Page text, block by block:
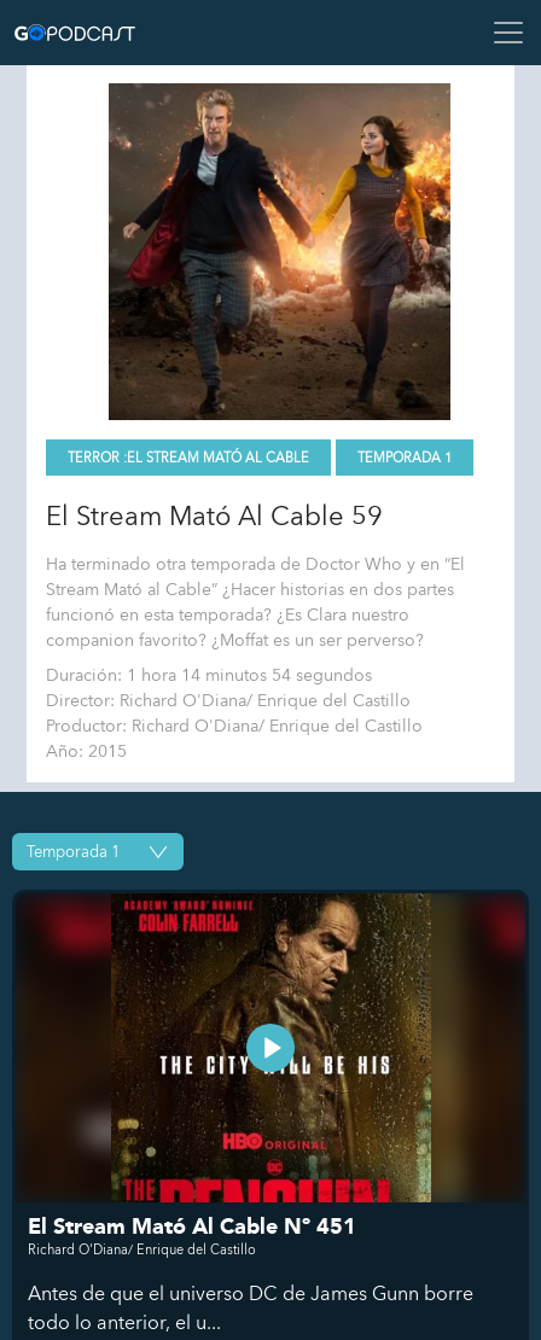
TERROR :EL STREAM MATÓ AL CABLE TEMPORADA 1
El Stream Mató Al Cable 59
Ha terminado otra temporada de Doctor Who y en “El
Stream Mató al Cable” ¿Hacer historias en dos partes
funcionó en esta temporada? ¿Es Clara nuestro
companion favorito? ¿Moffat es un ser perverso?
Duración: 1 hora 14 minutos 54 segundos
Director: Richard O'Diana/ Enrique del Castillo
Productor: Richard O'Diana/ Enrique del Castillo
Año: 2015
El Stream Mató Al Cable Nº 451
Richard O'Diana/ Enrique del Castillo
Antes de que el universo DC de James Gunn borre
todo lo anterior, el u...